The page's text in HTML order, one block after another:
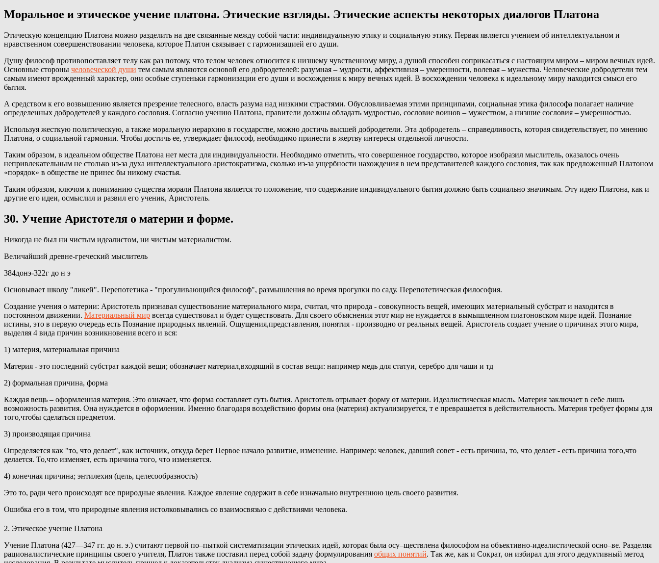
Моральное и этическое учение платона. Этические взгляды. Этические аспекты некоторых диалогов Платона
Этическую концепцию Платона можно разделить на две связанные между собой части: индивидуальную этику и социальную этику. Первая является учением об интеллектуальном и
нравственном совершенствовании человека, которое Платон связывает с гармонизацией его души.
Душу философ противопоставляет телу как раз потому, что телом человек относится к низшему чувственному миру, а душой способен соприкасаться с настоящим миром – миром вечных идей.
Основные стороны человеческой души тем самым являются основой его добродетелей: разумная – мудрости, аффективная – умеренности, волевая – мужества. Человеческие добродетели тем
самым имеют врожденный характер, они особые ступеньки гармонизации его души и восхождения к миру вечных идей. В восхождении человека к идеальному миру находится смысл его
бытия.
А средством к его возвышению является презрение телесного, власть разума над низкими страстями. Обусловливаемая этими принципами, социальная этика философа полагает наличие
определенных добродетелей у каждого сословия. Согласно учению Платона, правители должны обладать мудростью, сословие воинов – мужеством, а низшие сословия – умеренностью.
Используя жесткую политическую, а также моральную иерархию в государстве, можно достичь высшей добродетели. Эта добродетель – справедливость, которая свидетельствует, по мнению
Платона, о социальной гармонии. Чтобы достичь ее, утверждает философ, необходимо принести в жертву интересы отдельной личности.
Таким образом, в идеальном обществе Платона нет места для индивидуальности. Необходимо отметить, что совершенное государство, которое изобразил мыслитель, оказалось очень
непривлекательным не столько из-за духа интеллектуального аристократизма, сколько из-за ущербности нахождения в нем представителей каждого сословия, так как предложенный Платоном
«порядок» в обществе не принес бы никому счастья.
Таким образом, ключом к пониманию существа морали Платона является то положение, что содержание индивидуального бытия должно быть социально значимым. Эту идею Платона, как и
другие его идеи, осмыслил и развил его ученик, Аристотель.
30. Учение Аристотеля о материи и форме.
Никогда не был ни чистым идеалистом, ни чистым материалистом.
Величайший древне-греческий мыслитель
384донэ-322г до н э
Основывает школу "ликей". Перепотетика - "прогуливающийся философ", размышления во время прогулки по саду. Перепотетическая философия.
Создание учения о материи: Аристотель признавал существование материального мира, считал, что природа - совокупность вещей, имеющих материальный субстрат и находится в
постоянном движении. Материальный мир всегда существовал и будет существовать. Для своего объяснения этот мир не нуждается в вымышленном платоновском мире идей. Познание
истины, это в первую очередь есть Познание природных явлений. Ощущения,представления, понятия - производно от реальных вещей. Аристотель создает учение о причинах этого мира,
выделяя 4 вида причин возникновения всего и вся:
1) материя, материальная причина
Материя - это последний субстрат каждой вещи; обозначает материал,входящий в состав вещи: например медь для статуи, серебро для чаши и тд
2) формальная причина, форма
Каждая вещь – оформленная материя. Это означает, что форма составляет суть бытия. Аристотель отрывает форму от материи. Идеалистическая мысль. Материя заключает в себе лишь
возможность развития. Она нуждается в оформлении. Именно благодаря воздействию формы она (материя) актуализируется, т е превращается в действительность. Материя требует формы для
того,чтобы сделаться предметом.
3) производящая причина
Определяется как "то, что делает", как источник, откуда берет Первое начало развитие, изменение. Например: человек, давший совет - есть причина, то, что делает - есть причина того,что
делается. То,что изменяет, есть причина того, что изменяется.
4) конечная причина; энтилехия (цель, целесообразность)
Это то, ради чего происходят все природные явления. Каждое явление содержит в себе изначально внутреннюю цель своего развития.
Ошибка его в том, что природные явления истолковывались со взаимосвязью с действиями человека.
2. Этическое учение Платона
Учение Платона (427—347 гг. до н. э.) считают первой по–пыткой систематизации этических идей, которая была осу–ществлена философом на объективно-идеалистической осно–ве. Разделяя
рационалистические принципы своего учителя, Платон также поставил перед собой задачу формулирования общих понятий. Так же, как и Сократ, он избирал для этого дедуктивный метод